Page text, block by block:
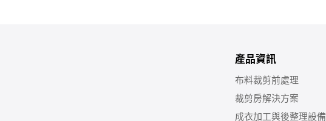
產品資訊
布料裁剪前處理
裁剪房解決方案
成衣加工與後整理設備